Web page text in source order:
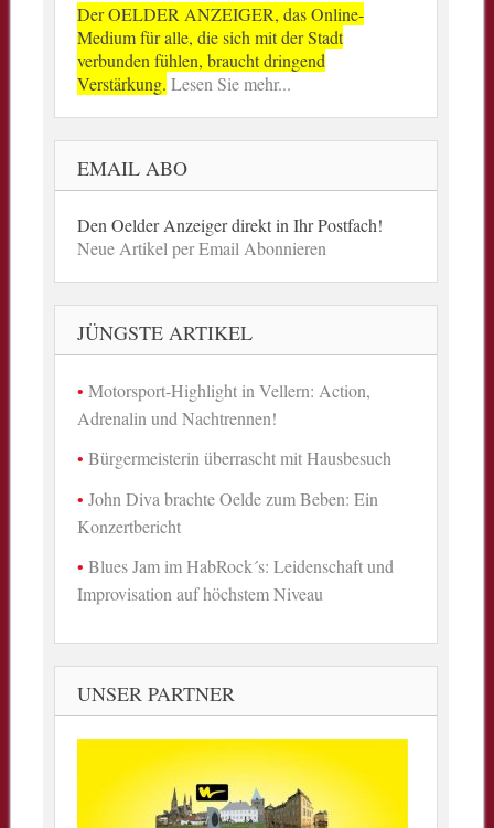
Der OELDER ANZEIGER, das Online-
Medium für alle, die sich mit der Stadt
verbunden fühlen, braucht dringend
Verstärkung. Lesen Sie mehr...
EMAIL ABO
Den Oelder Anzeiger direkt in Ihr Postfach!
Neue Artikel per Email Abonnieren
JÜNGSTE ARTIKEL
Motorsport-Highlight in Vellern: Action,
Adrenalin und Nachtrennen!
Bürgermeisterin überrascht mit Hausbesuch
John Diva brachte Oelde zum Beben: Ein
Konzertbericht
Blues Jam im HabRock´s: Leidenschaft und
Improvisation auf höchstem Niveau
UNSER PARTNER